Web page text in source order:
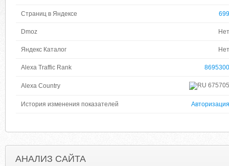
Страниц в Яндексе 699
Dmoz Нет
Яндекс Каталог Нет
Alexa Traffic Rank 8695300
Alexa Country 675705
История изменения показателей Авторизация
АНАЛИЗ САЙТА